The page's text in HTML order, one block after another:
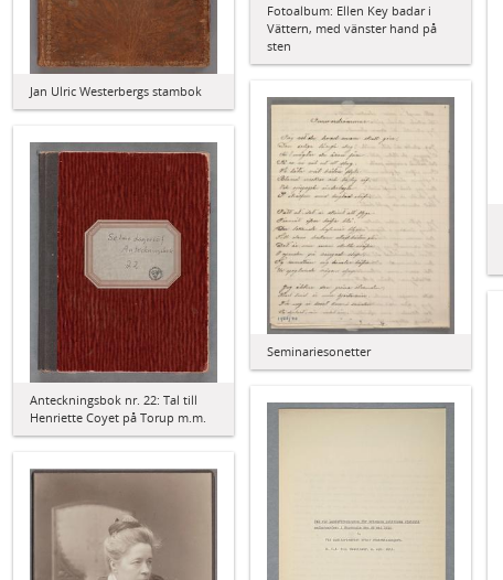
Fotoalbum: Ellen Key badar i
Vättern, med vänster hand på
sten
Jan Ulric Westerbergs stambok
Seminariesonetter
Anteckningsbok nr. 22: Tal till
Henriette Coyet på Torup m.m.